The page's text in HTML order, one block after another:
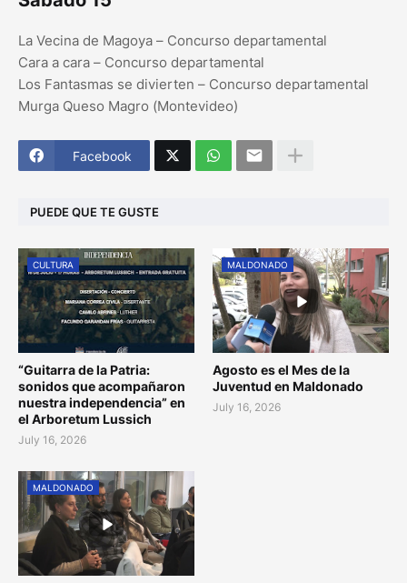
La Vecina de Magoya – Concurso departamental
Cara a cara – Concurso departamental
Los Fantasmas se divierten – Concurso departamental
Murga Queso Magro (Montevideo)
Facebook
PUEDE QUE TE GUSTE
CULTURA
“Guitarra de la Patria:
sonidos que acompañaron
nuestra independencia” en
el Arboretum Lussich
July 16, 2026
MALDONADO
Agosto es el Mes de la
Juventud en Maldonado
July 16, 2026
MALDONADO